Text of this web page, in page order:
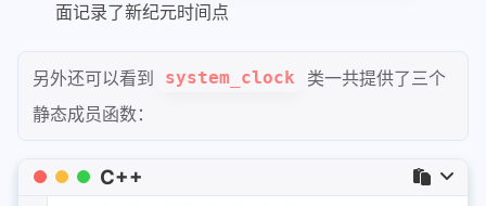
面记录了新纪元时间点
另外还可以看到 system_clock
类一共提供了三个
静态成员函数：
C++